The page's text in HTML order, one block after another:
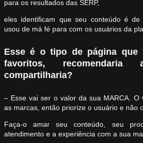
para os resultados das SERP,
eles identificam que seu conteúdo é
usou de má fé para com os usuários da
Esse é o tipo de página que
favoritos,
compartilharia?
– Esse vai ser o valor da sua MARCA. O
as marcas, então priorize o usuário e não
Faça-o amar seu conteúdo, seu
atendimento e a experiência com a sua